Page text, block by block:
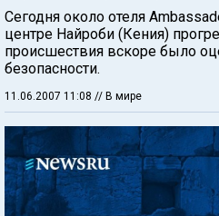
Сегодня около отеля
центре Найроби (Кения)
происшествия вскоре было
безопасности.
11.06.2007 11:08 // В мире